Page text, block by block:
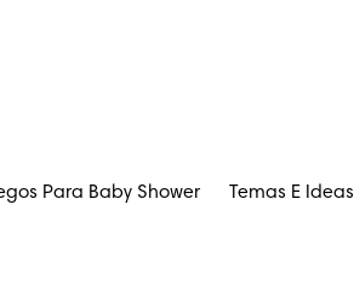
Para Baby Shower Temas E Ideas